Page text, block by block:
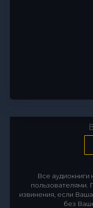
Все
пользователями.
извинения, если
без